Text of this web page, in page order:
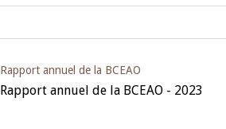
Rapport annuel de la BCEAO
Rapport annuel de la BCEAO - 2023